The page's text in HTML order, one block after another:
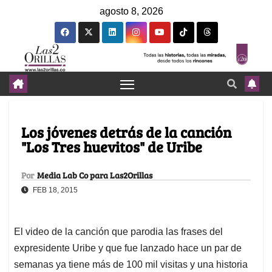
agosto 8, 2026
Los jóvenes detrás de la canción
"Los Tres huevitos" de Uribe
Por Media Lab Co para Las2Orillas
FEB 18, 2015
El video de la canción que parodia las frases del
expresidente Uribe y que fue lanzado hace un par de
semanas ya tiene más de 100 mil visitas y una historia